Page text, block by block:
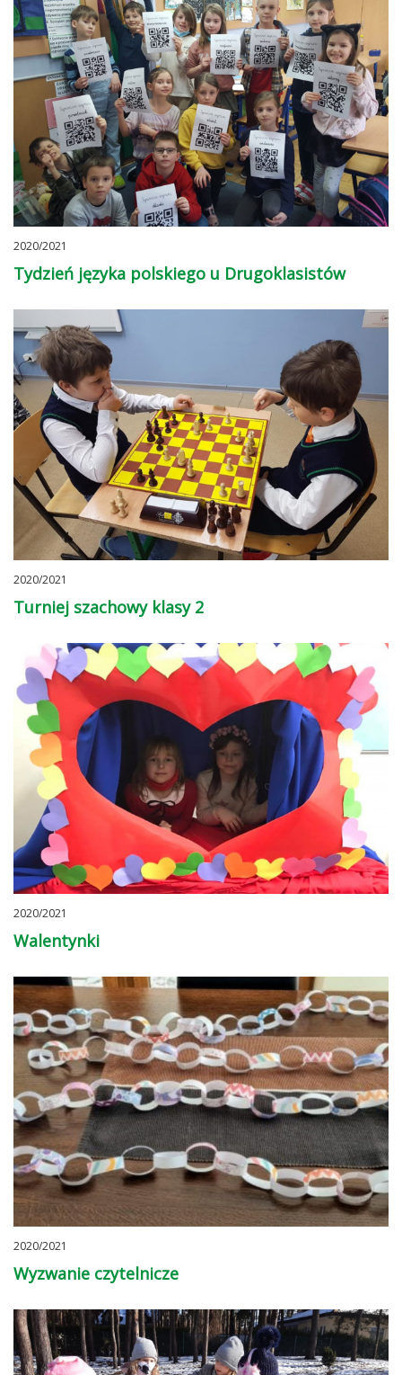
2020/2021
Tydzień języka polskiego u Drugoklasistów
2020/2021
Turniej szachowy klasy 2
2020/2021
Walentynki
2020/2021
Wyzwanie czytelnicze